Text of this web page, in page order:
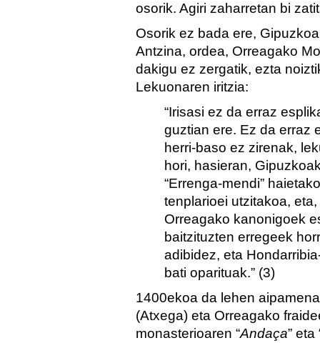
osorik. Agiri zaharretan bi
Osorik ez bada ere,
Antzina, ordea, Orreagako
dakigu ez zergatik, ezta
Lekuonaren iritzia:
“Irisasi ez da erraz
guztian ere. Ez da erraz
herri-baso ez zirenak,
hori, hasieran,
“Errenga-mendi”
tenplarioei utzitakoa,
Orreagako kanonigoek
baitzituzten erregeek
adibidez, eta
bati oparituak.” (3)
1400ekoa da lehen
(Atxega) eta Orreagako
monasterioaren “Andaça” eta